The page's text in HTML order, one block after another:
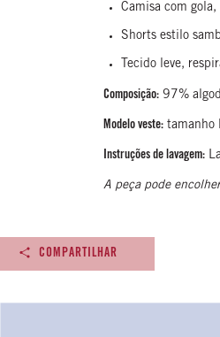
Camisa com
Shorts estilo
Tecido leve,
Composição: 97%
Modelo veste: tamanho
Instruções de lavagem:
A peça pode
COMPARTILHAR